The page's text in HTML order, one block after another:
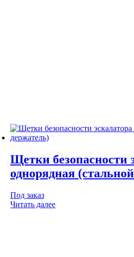
Щетки безопасности
однорядная
Под заказ
Читать далее